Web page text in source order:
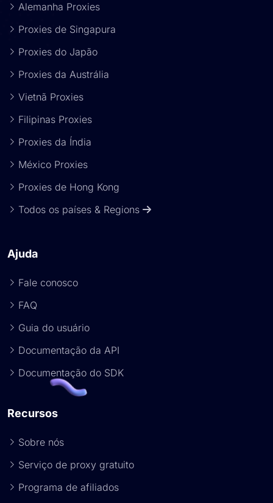
Alemanha Proxies
Proxies de Singapura
Proxies do Japão
Proxies da Austrália
Vietnã Proxies
Filipinas Proxies
Proxies da Índia
México Proxies
Proxies de Hong Kong
Todos os países & Regions
Ajuda
Fale conosco
FAQ
Guia do usuário
Documentação da API
Documentação do SDK
Recursos
Sobre nós
Serviço de proxy gratuito
Programa de afiliados